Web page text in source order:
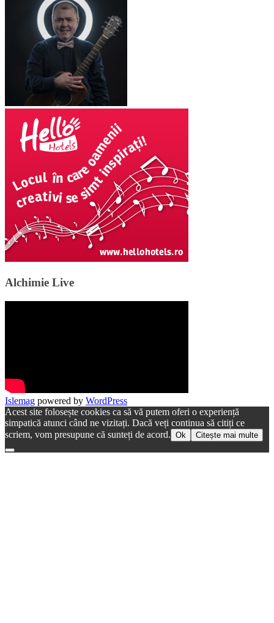
Alchimie Live
Islemag powered by WordPress
Acest site folosește cookies ca să vă putem oferi o experiență
simpatică atunci când ne vizitați. Dacă veți continua să citiți ce
scriem, vom presupune că sunteți de acord. Ok Citește mai multe